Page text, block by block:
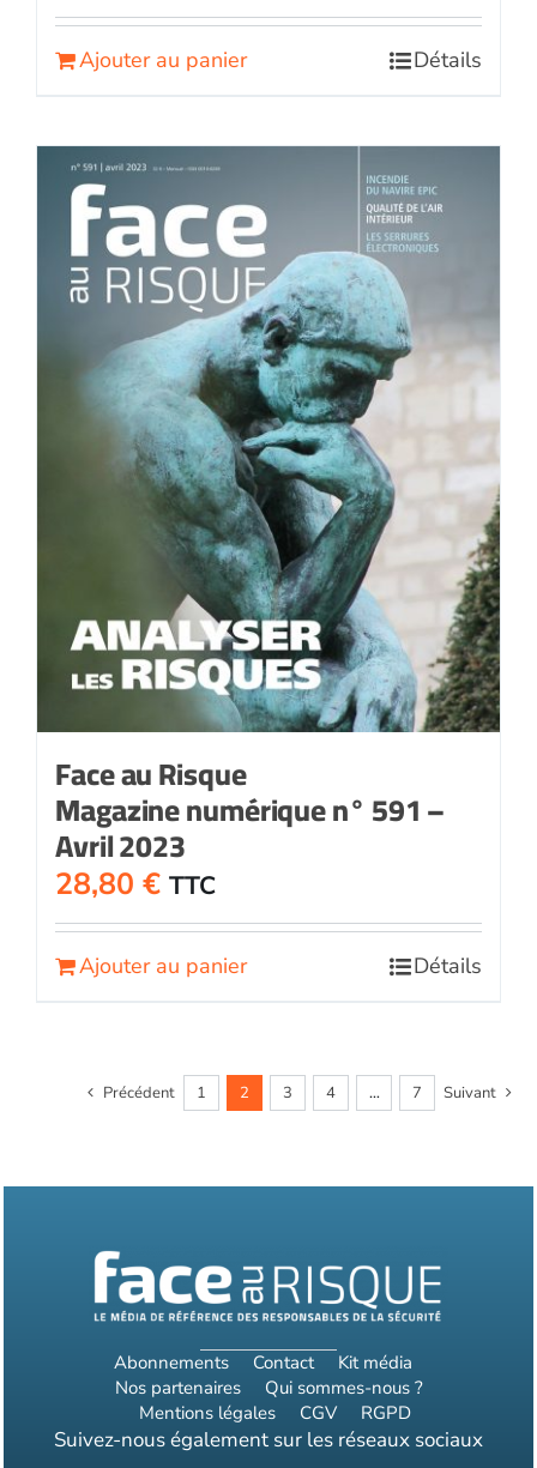
Ajouter au panier Détails
Face au Risque
Magazine numérique n° 591 –
Avril 2023
28,80 € TTC
Ajouter au panier Détails
Précédent 1 2 3 4 … 7 Suivant
Abonnements Contact
Kit média
Nos partenaires
Qui sommes-nous ?
Mentions légales
CGV RGPD
Suivez-nous également sur les réseaux sociaux